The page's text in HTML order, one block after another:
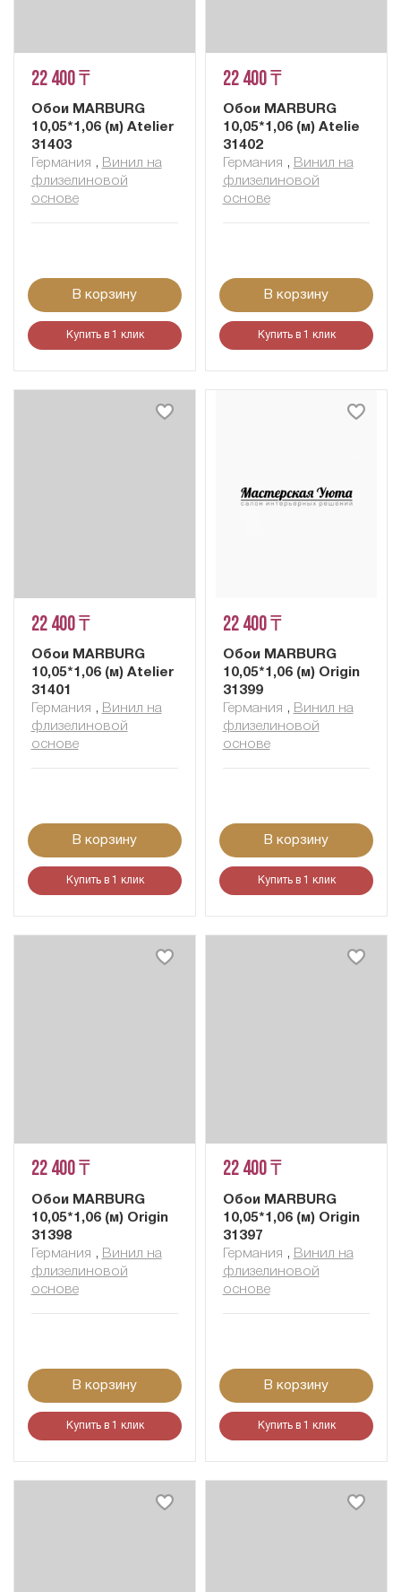
22 400 ₸
Обои MARBURG
10,05*1,06 (м) Atelier
31403
Германия , Винил на
флизелиновой
основе
В корзину
Купить в 1 клик
22 400 ₸
Обои MARBURG
10,05*1,06 (м) Atelie
31402
Германия , Винил на
флизелиновой
основе
В корзину
Купить в 1 клик
22 400 ₸
Обои MARBURG
10,05*1,06 (м) Atelier
31401
Германия , Винил на
флизелиновой
основе
В корзину
Купить в 1 клик
22 400 ₸
Обои MARBURG
10,05*1,06 (м) Origin
31399
Германия , Винил на
флизелиновой
основе
В корзину
Купить в 1 клик
22 400 ₸
Обои MARBURG
10,05*1,06 (м) Origin
31398
Германия , Винил на
флизелиновой
основе
В корзину
Купить в 1 клик
22 400 ₸
Обои MARBURG
10,05*1,06 (м) Origin
31397
Германия , Винил на
флизелиновой
основе
В корзину
Купить в 1 клик